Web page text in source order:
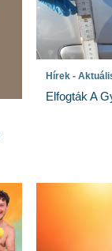
Hírek -
Elfogták A